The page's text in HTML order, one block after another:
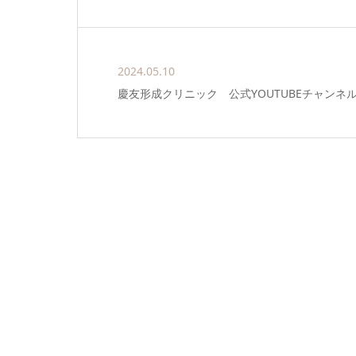
2024.05.10
慶友形成クリニック 公式YOUTUBEチャンネ